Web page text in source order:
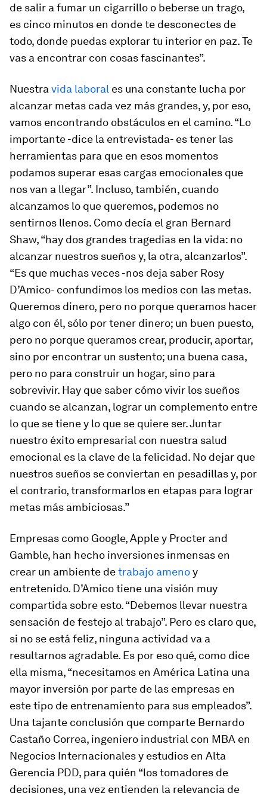
de salir a fumar un cigarrillo o beberse un trago,
es cinco minutos en donde te desconectes de
todo, donde puedas explorar tu interior en paz. Te
vas a encontrar con cosas fascinantes”.
Nuestra vida laboral es una constante lucha por
alcanzar metas cada vez más grandes, y, por eso,
vamos encontrando obstáculos en el camino. “Lo
importante -dice la entrevistada- es tener las
herramientas para que en esos momentos
podamos superar esas cargas emocionales que
nos van a llegar”. Incluso, también, cuando
alcanzamos lo que queremos, podemos no
sentirnos llenos. Como decía el gran Bernard
Shaw, “hay dos grandes tragedias en la vida: no
alcanzar nuestros sueños y, la otra, alcanzarlos”.
“Es que muchas veces -nos deja saber Rosy
D’Amico- confundimos los medios con las metas.
Queremos dinero, pero no porque queramos hacer
algo con él, sólo por tener dinero; un buen puesto,
pero no porque queramos crear, producir, aportar,
sino por encontrar un sustento; una buena casa,
pero no para construir un hogar, sino para
sobrevivir. Hay que saber cómo vivir los sueños
cuando se alcanzan, lograr un complemento entre
lo que se tiene y lo que se quiere ser. Juntar
nuestro éxito empresarial con nuestra salud
emocional es la clave de la felicidad. No dejar que
nuestros sueños se conviertan en pesadillas y, por
el contrario, transformarlos en etapas para lograr
metas más ambiciosas.”
Empresas como Google, Apple y Procter and
Gamble, han hecho inversiones inmensas en
crear un ambiente detrabajo amenoy
entretenido. D’Amico tiene una visión muy
compartida sobre esto. “Debemos llevar nuestra
sensación de festejo al trabajo”. Pero es claro que,
si no se está feliz, ninguna actividad va a
resultarnos agradable. Es por eso qué, como dice
ella misma, “necesitamos en América Latina una
mayor inversión por parte de las empresas en
este tipo de entrenamiento para sus empleados”.
Una tajante conclusión que comparte Bernardo
Castaño Correa, ingeniero industrial con MBA en
Negocios Internacionales y estudios en Alta
Gerencia PDD, para quién “los tomadores de
decisiones, una vez entienden la relevancia de